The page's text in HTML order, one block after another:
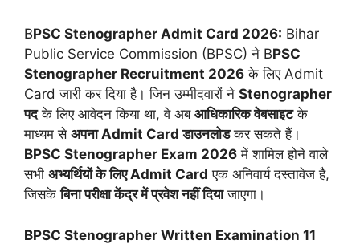
BPSC Stenographer Admit Card 2026: Bihar
Public Service Commission (BPSC) ने BPSC
Stenographer Recruitment 2026 के लिए Admit
Card जारी कर दिया है। जिन उम्मीदवारों ने Stenographer
पदके लिए आवेदन किया था, वे अब आधिकारिक वेबसाइटके
माध्यम से अपना Admit Card डाउनलोडकर सकते हैं।
BPSC Stenographer Exam 2026 में शामिल होने वाले
सभी अभ्यर्थियों के लिए Admit Card एक अनिवार्य दस्तावेज है,
जिसकेबिना परीक्षा केंद्र में प्रवेश नहीं दियाजाएगा।
BPSC Stenographer Written Examination 11